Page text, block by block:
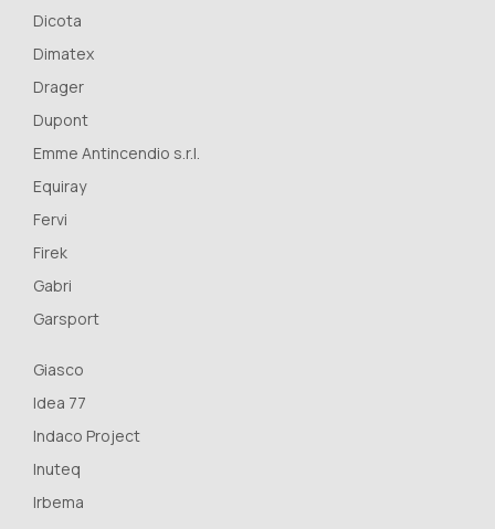
Dicota
Dimatex
Drager
Dupont
Emme Antincendio s.r.l.
Equiray
Fervi
Firek
Gabri
Garsport
Giasco
Idea 77
Indaco Project
Inuteq
Irbema